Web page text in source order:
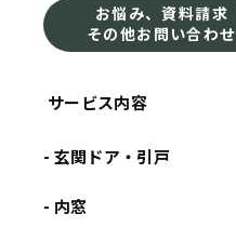
お悩み、資料請求
その他お問い合わせ
サービス内容
- 玄関ドア・引戸
- 内窓